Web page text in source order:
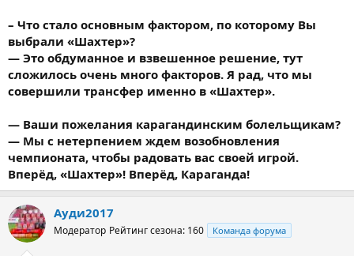
– Что стало основным фактором, по которому Вы
выбрали «Шахтер»?
— Это обдуманное и взвешенное решение, тут
сложилось очень много факторов. Я рад, что мы
совершили трансфер именно в «Шахтер».
— Ваши пожелания карагандинским болельщикам?
— Мы с нетерпением ждем возобновления
чемпионата, чтобы радовать вас своей игрой.
Вперёд, «Шахтер»! Вперёд, Караганда!
Ауди2017
Модератор Рейтинг сезона: 160 Команда форума